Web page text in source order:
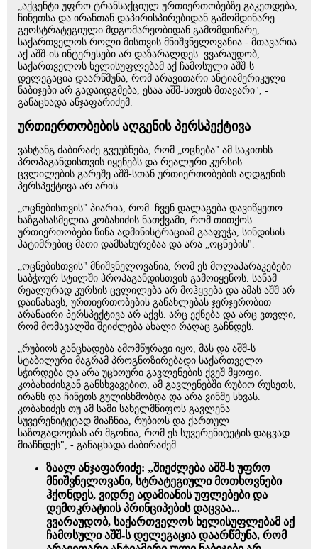
„აქცენტი უფრო ტრანსაქციულ ურთიერთობებზე გაკეთდება,
ჩინეთსა და ირანთან დაპირისპირებიდან გამომდინარე.
გეოსტრატეგიული მდგომარეობიდან გამომდინარე,
საქართველოს როლი მისთვის მნიშვნელოვანია - მთავარია
აქ აშშ-ის ინტერესები არ დაზარალდეს. ვვარაუდობ,
საქართველოს ხელისუფლებამ აქ ჩამოსული აშშ-ს
დელეგაცია დაარწმუნა, რომ არავითარი ანტიამერიკული
ნაბიჯები არ გადაიდგმება, ესაა აშშ-სთვის მთავარი", -
განაცხადა ანჯაფარიძემ.
ურთიერთობების აღგენის პერსპექტივა
ვახტანგ ძაბირაძე გვეუბნება, რომ „ოცნება" ამ საკითხს
პროპაგანდისთვის იყენებს და რეალური კურსის
ცვლილების გარეშე აშშ-სთან ურთიერთობების აღდგენის
პერსპექტივა არ არის.
„ოცნებისთვის" პიარია, რომ ჩვენ დალაგება დავიწყეთო.
ხაზგასასმელია კობახიძის ნათქვამი, რომ თითქოს
ურთიერთობები წინა ადმინისტრაციამ გააფუჭა, სინდისის
პატიმრებიც მათი დამსახურებაა და არა „ოცნების".
„ოცნებისთვის" მნიშვნელოვანია, რომ ეს მოლაპარაკებები
საბჭოურ სტილში პროპაგანდისთვის გამოიყენოს. სანამ
რეალურად კურსის ცვლილება არ მოჰყვება და ამას აშშ არ
დაინახავს, ურთიერთობების განახლებას ჯერჯერობით
არანაირი პერსპექტივა არ აქვს. არც ექნება და არც ვთვლი,
რომ მომავალში შეიძლება ახალი რაღაც გაჩნდეს.
„რუბიოს განცხადება ამომწურავი იყო, მას და აშშ-ს
სტაბილური მაგრამ პროგნოზირებადი საქართველო
სჭირდება და არა უცხოური გავლენების ქვეშ მყოფი.
კობახიძისგან განსხვავებით, ამ გავლენებში რუბიო რუსეთს,
ირანს და ჩინეთს გულისხმობდა და არა ვინმე სხვას.
კობახიძეს თუ ამ სამი სახელმწიფოს გავლენა
სუვერენიტეტად მიაჩნია, რუბიოს და ქართულ
საზოგადოებას არ მგონია, რომ ეს სუვერენიტეტის დაცვად
მიაჩნდეს", - განაცხადა ძაბირაძემ.
ზაალ ანჯაფარიძე: „შიეძლება აშშ-ს უფრო
მნიშვნელოვანი, სტრატეგიული მოთხოვნები
ჰქონდეს, ვიდრე ადამიანის უფლებები და
დემოკრატიის პრინციპების დაცვაა...
ვვარაუდობ, საქართველოს ხელისუფლებამ აქ
ჩამოსული აშშ-ს დელეგაცია დაარწმუნა, რომ